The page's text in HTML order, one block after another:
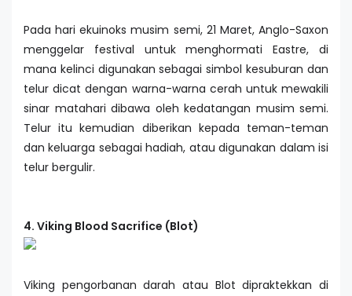
Pada hari ekuinoks musim semi, 21 Maret, Anglo-Saxon
menggelar festival untuk menghormati Eastre, di
mana kelinci digunakan sebagai simbol kesuburan dan
telur dicat dengan warna-warna cerah untuk mewakili
sinar matahari dibawa oleh kedatangan musim semi.
Telur itu kemudian diberikan kepada teman-teman
dan keluarga sebagai hadiah, atau digunakan dalam isi
telur bergulir.
4. Viking Blood Sacrifice (Blot)
Viking pengorbanan darah atau Blot dipraktekkan di